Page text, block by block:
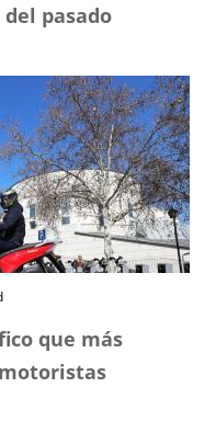
pasado
que más